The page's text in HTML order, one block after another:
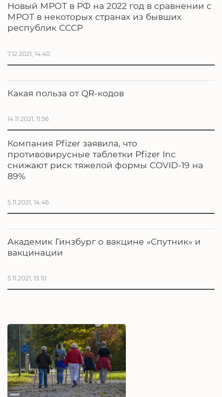
Новый МРОТ в РФ на 2022 год в сравнении с
МРОТ в некоторых странах из бывших
республик СССР
7.12.2021, 14:40
Какая польза от QR-кодов
14.11.2021, 11:56
Компания Pfizer заявила, что
противовирусные таблетки Pfizer Inc
снижают риск тяжелой формы COVID-19 на
89%
5.11.2021, 14:46
Академик Гинзбург о вакцине «Спутник» и
вакцинации
5.11.2021, 13:10